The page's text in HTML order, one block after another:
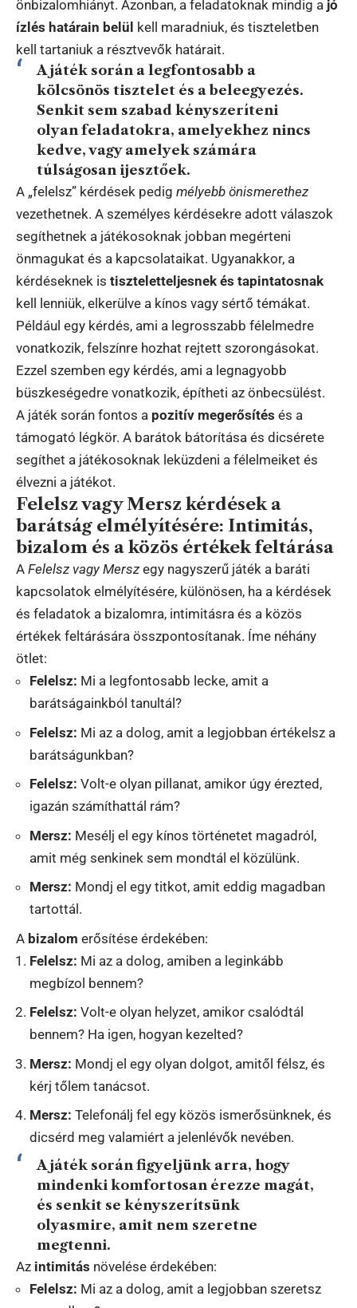
önbizalomhiányt. Azonban, a feladatoknak mindig a jó
ízlés határain belül kell maradniuk, és tiszteletben
kell tartaniuk a résztvevők határait.
A játék során a legfontosabb a
kölcsönös tisztelet és a beleegyezés.
Senkit sem szabad kényszeríteni
olyan feladatokra, amelyekhez nincs
kedve, vagy amelyek számára
túlságosan ijesztőek.
A „felelsz” kérdések pedig mélyebb önismerethez
vezethetnek. A személyes kérdésekre adott válaszok
segíthetnek a játékosoknak jobban megérteni
önmagukat és a kapcsolataikat. Ugyanakkor, a
kérdéseknek is tiszteletteljesnek és tapintatosnak
kell lenniük, elkerülve a kínos vagy sértő témákat.
Például egy kérdés, ami a legrosszabb félelmedre
vonatkozik, felszínre hozhat rejtett szorongásokat.
Ezzel szemben egy kérdés, ami a legnagyobb
büszkeségedre vonatkozik, építheti az önbecsülést.
A játék során fontos a pozitív megerősítés és a
támogató légkör. A barátok bátorítása és dicsérete
segíthet a játékosoknak leküzdeni a félelmeiket és
élvezni a játékot.
Felelsz vagy Mersz kérdések a
barátság elmélyítésére: Intimitás,
bizalom és a közös értékek feltárása
A Felelsz vagy Mersz egy nagyszerű játék a baráti
kapcsolatok elmélyítésére, különösen, ha a kérdések
és feladatok a bizalomra, intimitásra és a közös
értékek feltárására összpontosítanak. Íme néhány
ötlet:
Felelsz: Mi a legfontosabb lecke, amit a
barátságainkból tanultál?
Felelsz: Mi az a dolog, amit a legjobban értékelsz a
barátságunkban?
Felelsz: Volt-e olyan pillanat, amikor úgy érezted,
igazán számíthattál rám?
Mersz: Mesélj el egy kínos történetet magadról,
amit még senkinek sem mondtál el közülünk.
Mersz: Mondj el egy titkot, amit eddig magadban
tartottál.
A bizalom erősítése érdekében:
Felelsz: Mi az a dolog, amiben a leginkább
megbízol bennem?
Felelsz: Volt-e olyan helyzet, amikor csalódtál
bennem? Ha igen, hogyan kezelted?
Mersz: Mondj el egy olyan dolgot, amitől félsz, és
kérj tőlem tanácsot.
Mersz: Telefonálj fel egy közös ismerősünknek, és
dicsérd meg valamiért a jelenlévők nevében.
A játék során figyeljünk arra, hogy
mindenki komfortosan érezze magát,
és senkit se kényszerítsünk
olyasmire, amit nem szeretne
megtenni.
Az intimitás növelése érdekében:
Felelsz: Mi az a dolog, amit a legjobban szeretsz